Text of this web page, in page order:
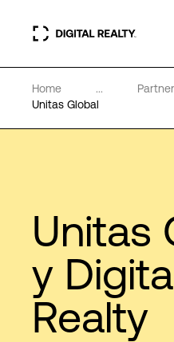
Centros de Datos
Acerca de
Home ...
Unitas Global
Unitas
y
Realty